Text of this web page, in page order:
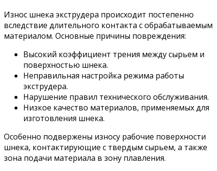
Износ шнека экструдера происходит постепенно
вследствие длительного контакта с обрабатываемым
материалом. Основные причины повреждения:
Высокий коэффициент трения между сырьем и
поверхностью шнека.
Неправильная настройка режима работы
экструдера.
Нарушение правил технического обслуживания.
Низкое качество материалов, применяемых для
изготовления шнека.
Особенно подвержены износу рабочие поверхности
шнека, контактирующие с твердым сырьем, а также
зона подачи материала в зону плавления.